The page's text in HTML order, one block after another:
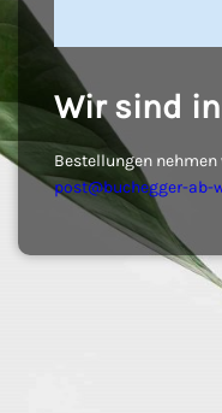
Wir sind
Bestellungen
post@buchegger-ab-